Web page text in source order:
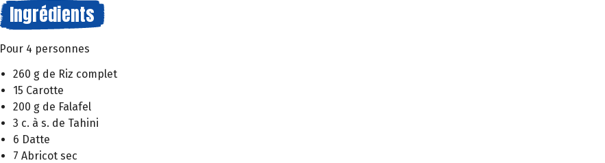
Ingrédients
Pour 4 personnes
260 g de Riz complet
15 Carotte
200 g de Falafel
3 c. à s. de Tahini
6 Datte
7 Abricot sec